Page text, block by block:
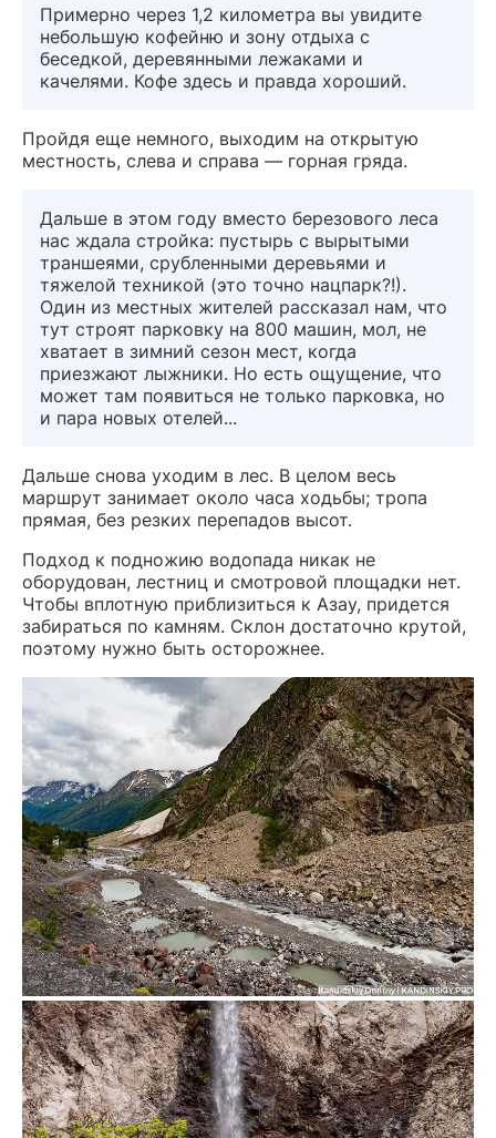
Примерно через 1,2 километра вы увидите
небольшую кофейню и зону отдыха с
беседкой, деревянными лежаками и
качелями. Кофе здесь и правда хороший.
Пройдя еще немного, выходим на открытую
местность, слева и справа — горная гряда.
Дальше в этом году вместо березового леса
нас ждала стройка: пустырь с вырытыми
траншеями, срубленными деревьями и
тяжелой техникой (это точно нацпарк?!).
Один из местных жителей рассказал нам, что
тут строят парковку на 800 машин, мол, не
хватает в зимний сезон мест, когда
приезжают лыжники. Но есть ощущение, что
может там появиться не только парковка, но
и пара новых отелей...
Дальше снова уходим в лес. В целом весь
маршрут занимает около часа ходьбы; тропа
прямая, без резких перепадов высот.
Подход к подножию водопада никак не
оборудован, лестниц и смотровой площадки нет.
Чтобы вплотную приблизиться к Азау, придется
забираться по камням. Склон достаточно крутой,
поэтому нужно быть осторожнее.